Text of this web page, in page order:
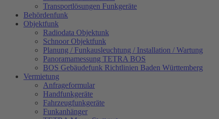
Transportlösungen Funkgeräte
Behördenfunk
Objektfunk
Radiodata Objektunk
Schnoor Objektfunk
Planung / Funkausleuchtung / Installation / Wartung
Panoramamessung TETRA BOS
BOS Gebäudefunk Richtlinien Baden Württemberg
Vermietung
Anfrageformular
Handfunkgeräte
Fahrzeugfunkgeräte
Funkanhänger